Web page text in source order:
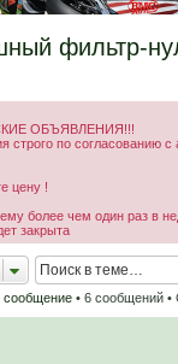
фильтр-
ОБЪЯВЛЕНИЯ!!!
строго по согласованию
цену !
более чем один раз в
закрыта
сообщение • 6 сообщений •